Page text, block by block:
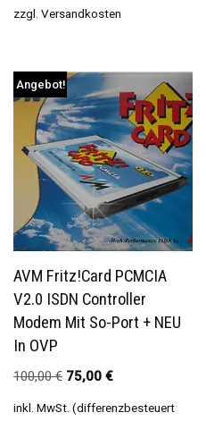
zzgl. Versandkosten
Angebot!
AVM Fritz!Card PCMCIA
V2.0 ISDN Controller
Modem Mit So-Port + NEU
In OVP
100,00€ 75,00 €
inkl. MwSt. (differenzbesteuert